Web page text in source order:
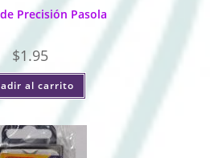
Precisión Pasola
$1.95
al carrito